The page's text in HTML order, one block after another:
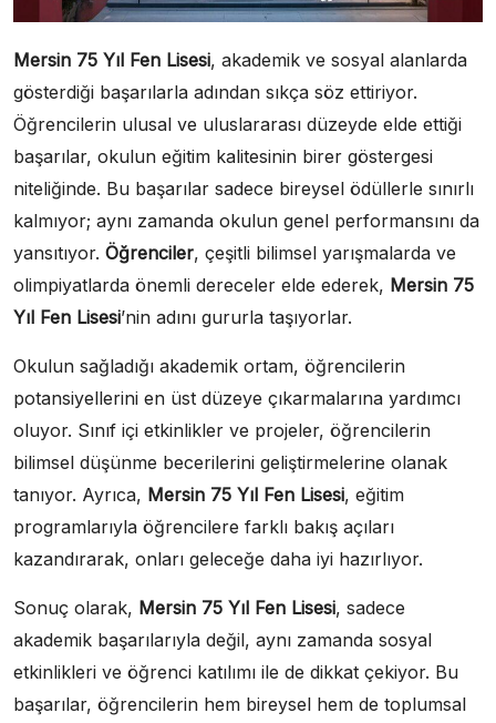
Mersin 75 Yıl Fen Lisesi, akademik ve sosyal alanlarda
gösterdiği başarılarla adından sıkça söz ettiriyor.
Öğrencilerin ulusal ve uluslararası düzeyde elde ettiği
başarılar, okulun eğitim kalitesinin birer göstergesi
niteliğinde. Bu başarılar sadece bireysel ödüllerle sınırlı
kalmıyor; aynı zamanda okulun genel performansını da
yansıtıyor. Öğrenciler, çeşitli bilimsel yarışmalarda ve
olimpiyatlarda önemli dereceler elde ederek, Mersin 75
Yıl Fen Lisesi’nin adını gururla taşıyorlar.
Okulun sağladığı akademik ortam, öğrencilerin
potansiyellerini en üst düzeye çıkarmalarına yardımcı
oluyor. Sınıf içi etkinlikler ve projeler, öğrencilerin
bilimsel düşünme becerilerini geliştirmelerine olanak
tanıyor. Ayrıca, Mersin 75 Yıl Fen Lisesi, eğitim
programlarıyla öğrencilere farklı bakış açıları
kazandırarak, onları geleceğe daha iyi hazırlıyor.
Sonuç olarak, Mersin 75 Yıl Fen Lisesi, sadece
akademik başarılarıyla değil, aynı zamanda sosyal
etkinlikleri ve öğrenci katılımı ile de dikkat çekiyor. Bu
başarılar, öğrencilerin hem bireysel hem de toplumsal